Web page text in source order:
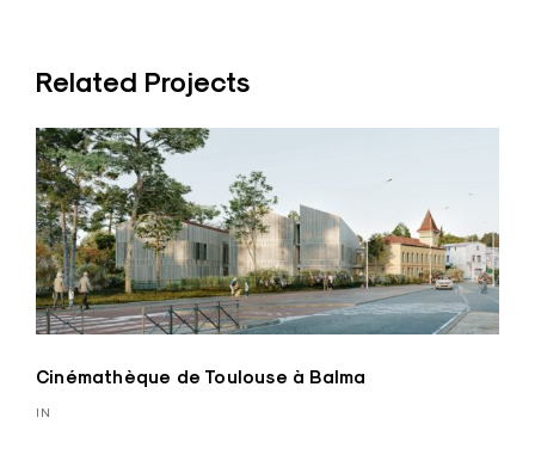
Related Projects
Cinémathèque de Toulouse à Balma
IN